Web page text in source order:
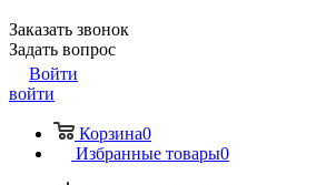
Заказать звонок
Задать вопрос
Войти
войти
Корзина0
Избранные товары0